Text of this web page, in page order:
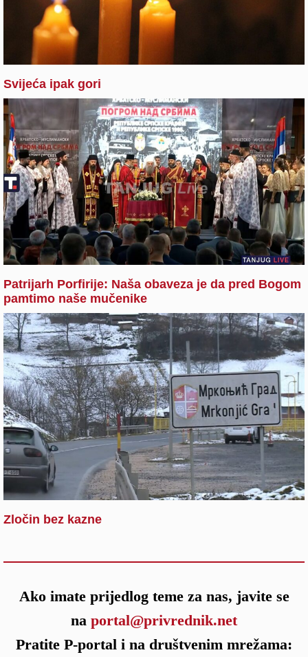
Svijeća ipak gori
Patrijarh Porfirije: Naša obaveza je da pred Bogom
pamtimo naše mučenike
Zločin bez kazne
Ako imate prijedlog teme za nas, javite se
na portal@privrednik.net
Pratite P-portal i na društvenim mrežama: